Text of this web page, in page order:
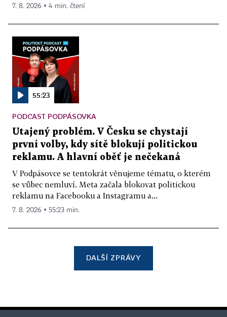
7. 8. 2026 ▪ 4 min. čtení
55:23
PODCAST PODPÁSOVKA
Utajený problém. V Česku se chystají
první volby, kdy sítě blokují politickou
reklamu. A hlavní oběť je nečekaná
V Podpásovce se tentokrát věnujeme tématu, o kterém
se vůbec nemluví. Meta začala blokovat politickou
reklamu na Facebooku a Instagramu a...
7. 8. 2026 ▪ 55:23 min.
DALŠÍ ZPRÁVY